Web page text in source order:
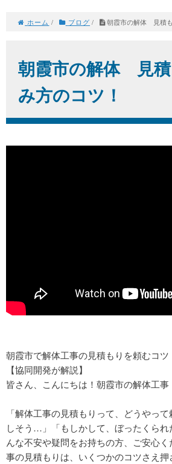
ホーム / ブログ / 朝霞市の解体 見積
朝霞市の解体 見
み方のコツ！
朝霞市で解体工事の見積もりを頼むコツ
【協同開発が解説】
皆さん、こんにちは！朝霞市の解体工事
「解体工事の見積もりって、どうやっ
しそう…」「もしかして、ぼったくら
んな不安や疑問をお持ちの方、ご安心
事の見積もりは、いくつかのコツさえ